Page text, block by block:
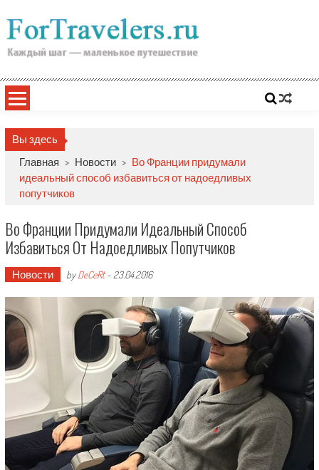
to
content
Вы здесь
Главная > Новости > Во Франции придумали
идеальный способ избавиться от надоедливых
попутчиков
Во Франции Придумали Идеальный Способ
Избавиться От Надоедливых Попутчиков
Новости byDeCeRt- 23.04.2016